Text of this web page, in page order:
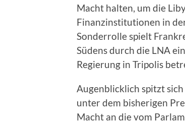
Macht halten, um die
Finanzinstitutionen in
Sonderrolle spielt
Südens durch die LNA
Regierung in Tripolis
Augenblicklich spitzt
unter dem bisherigen
Macht an die vom